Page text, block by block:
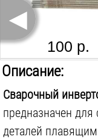
Функция
Функция
Функция
100 р.
◄
Описание:
Сварочный
предназначен для
деталей